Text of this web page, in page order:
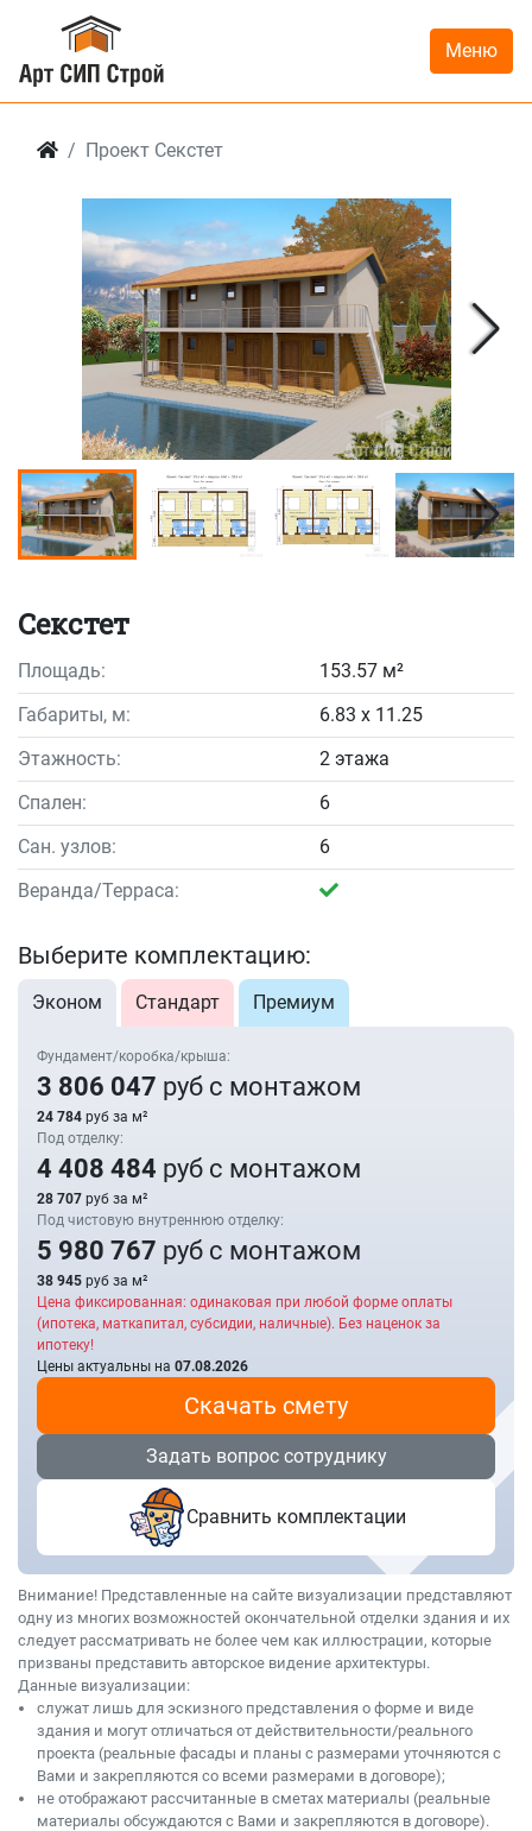
Меню
Проект Секстет
Секстет
Площадь:
153.57 м²
Габариты, м:
6.83 x 11.25
Этажность:
2 этажа
Спален:
6
Сан. узлов:
6
Веранда/Терраса:
Выберите комплектацию:
Эконом Стандарт Премиум
Фундамент/коробка/крыша:
3 806 047 руб с монтажом
24 784 руб за м²
Под отделку:
4 408 484 руб с монтажом
28 707 руб за м²
Под чистовую внутреннюю отделку:
5 980 767 руб с монтажом
38 945 руб за м²
Цена фиксированная: одинаковая при любой форме оплаты
(ипотека, маткапитал, субсидии, наличные). Без наценок за
ипотеку!
Цены актуальны на 07.08.2026
Скачать смету
Задать вопрос сотруднику
Сравнить комплектации
Внимание! Представленные на сайте визуализации представляют
одну из многих возможностей окончательной отделки здания и их
следует рассматривать не более чем как иллюстрации, которые
призваны представить авторское видение архитектуры.
Данные визуализации:
служат лишь для эскизного представления о форме и виде
здания и могут отличаться от действительности/реального
проекта (реальные фасады и планы с размерами уточняются с
Вами и закрепляются со всеми размерами в договоре);
не отображают рассчитанные в сметах материалы (реальные
материалы обсуждаются с Вами и закрепляются в договоре).